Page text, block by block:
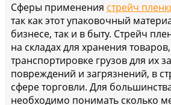
Сферы применения стрейч
так как этот упаковочный
бизнесе, так и в быту. Стрейч
на складах для хранения
транспортировке грузов для их
повреждений и загрязнений, в
сфере торговли. Для
необходимо понимать сколько